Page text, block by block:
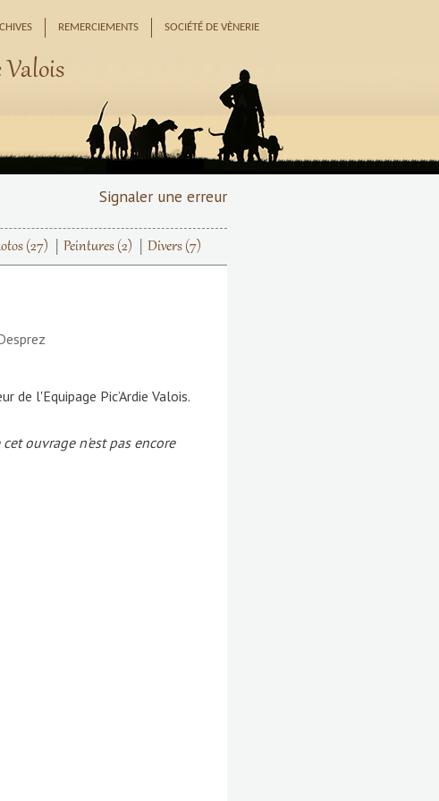
REMERCIEMENTS SOCIÉTÉ DE VÈNERIE
Valois
Signaler une erreur
(27) Peintures (2) Divers (7)
de l'Equipage Pic’Ardie Valois.
ouvrage n'est pas encore